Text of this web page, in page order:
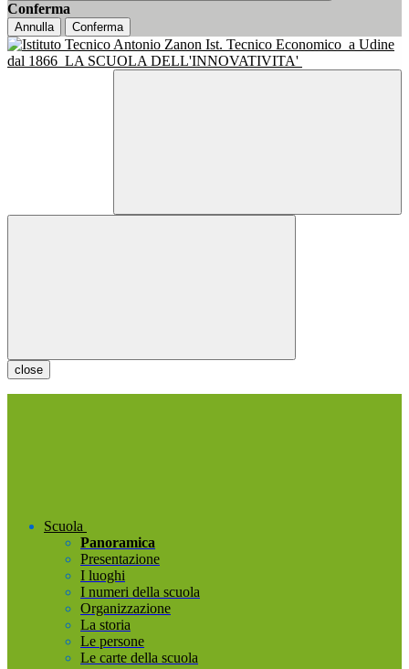
Conferma
Annulla Conferma
Ist. Tecnico Economico a Udine
dal 1866 LA SCUOLA DELL'INNOVATIVITA'
close
Scuola
Panoramica
Presentazione
I luoghi
I numeri della scuola
Organizzazione
La storia
Le persone
Le carte della scuola